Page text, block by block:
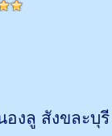
งลู สังขละบุ